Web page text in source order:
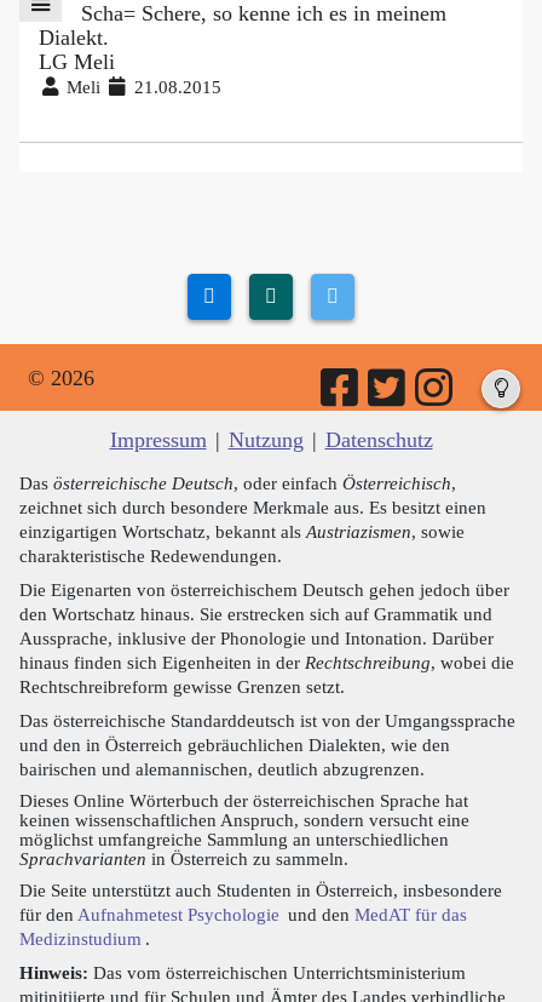
Scha= Schere, so kenne ich es in meinem
Dialekt.
LG Meli
Meli 21.08.2015
© 2026
Impressum | Nutzung | Datenschutz
Das österreichische Deutsch, oder einfach Österreichisch,
zeichnet sich durch besondere Merkmale aus. Es besitzt einen
einzigartigen Wortschatz, bekannt alsAustriazismen, sowie
charakteristische Redewendungen.
Die Eigenarten von österreichischem Deutsch gehen jedoch über
den Wortschatz hinaus. Sie erstrecken sich auf Grammatik und
Aussprache, inklusive der Phonologie und Intonation. Darüber
hinaus finden sich Eigenheiten in der Rechtschreibung, wobei die
Rechtschreibreform gewisse Grenzen setzt.
Das österreichische Standarddeutsch ist von der Umgangssprache
und den in Österreich gebräuchlichen Dialekten, wie den
bairischen und alemannischen, deutlich abzugrenzen.
Dieses Online Wörterbuch der österreichischen Sprache hat
keinen wissenschaftlichen Anspruch, sondern versucht eine
möglichst umfangreiche Sammlung an unterschiedlichen
Sprachvarianten in Österreich zu sammeln.
Die Seite unterstützt auch Studenten in Österreich, insbesondere
für den Aufnahmetest Psychologie und den MedAT für das
Medizinstudium .
Hinweis: Das vom österreichischen Unterrichtsministerium
mitinitiierte und für Schulen und Ämter des Landes verbindliche